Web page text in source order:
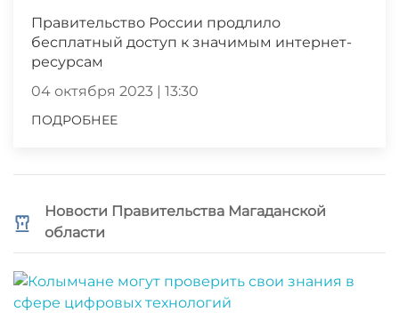
Правительство России продлило
бесплатный доступ к значимым интернет-
ресурсам
04 октября 2023 | 13:30
ПОДРОБНЕЕ
Новости Правительства Магаданской
области